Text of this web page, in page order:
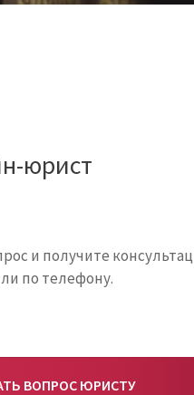
юрист
и получите
по телефону.
ВОПРОС ЮРИСТУ